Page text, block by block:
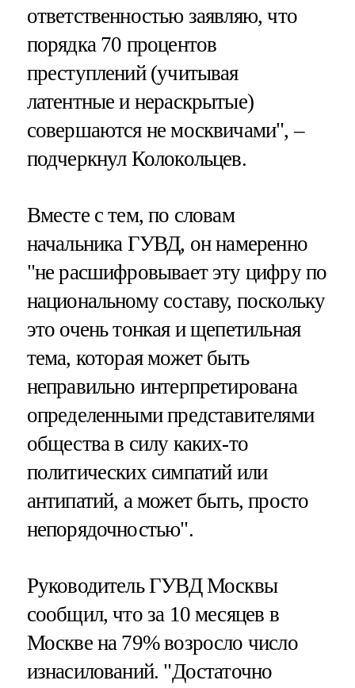
ответственностью заявляю, что
порядка 70 процентов
преступлений (учитывая
латентные и нераскрытые)
совершаются не москвичами", –
подчеркнул Колокольцев.
Вместе с тем, по словам
начальника ГУВД, он намеренно
"не расшифровывает эту цифру по
национальному составу, поскольку
это очень тонкая и щепетильная
тема, которая может быть
неправильно интерпретирована
определенными представителями
общества в силу каких-то
политических симпатий или
антипатий, а может быть, просто
непорядочностью".
Руководитель ГУВД Москвы
сообщил, что за 10 месяцев в
Москве на 79% возросло число
изнасилований. "Достаточно